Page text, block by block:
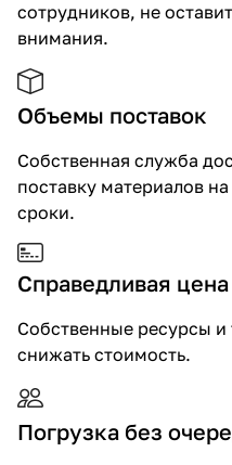
сотрудников, не
внимания.
Объемы поставок
Собственная служба
поставку материалов
сроки.
Справедливая цена
Собственные ресурсы и
снижать стоимость.
Погрузка без